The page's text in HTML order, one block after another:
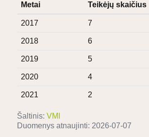
Metai Teikėjų skaičius
2017 7
2018 6
2019 5
2020 4
2021 2
Šaltinis: VMI
Duomenys atnaujinti: 2026-07-07